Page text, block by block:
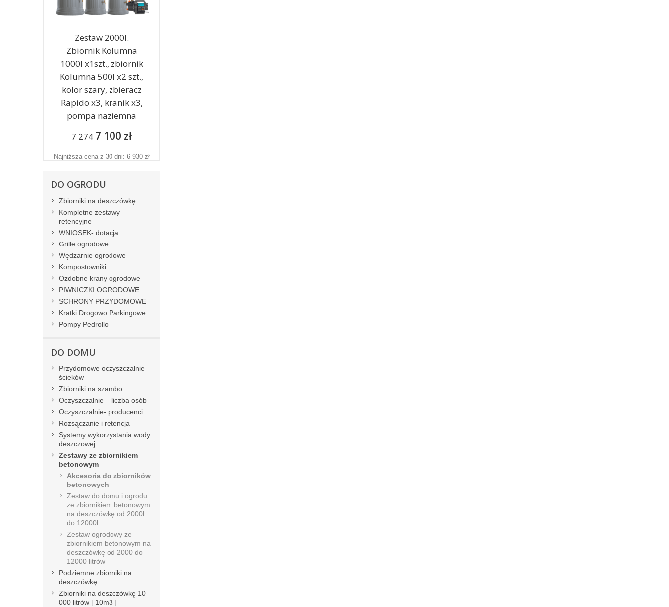
Zestaw 2000l.
Zbiornik Kolumna
1000l x1szt., zbiornik
Kolumna 500l x2 szt.,
kolor szary, zbieracz
Rapido x3, kranik x3,
pompa naziemna
7 274 7 100 zł
Najniższa cena z 30 dni: 6 930 zł
DO OGRODU
Zbiorniki na deszczówkę
Kompletne zestawy
retencyjne
WNIOSEK- dotacja
Grille ogrodowe
Wędzarnie ogrodowe
Kompostowniki
Ozdobne krany ogrodowe
PIWNICZKI OGRODOWE
SCHRONY PRZYDOMOWE
Kratki Drogowo Parkingowe
Pompy Pedrollo
DO DOMU
Przydomowe oczyszczalnie
ścieków
Zbiorniki na szambo
Oczyszczalnie – liczba osób
Oczyszczalnie- producenci
Rozsączanie i retencja
Systemy wykorzystania wody
deszczowej
Zestawy ze zbiornikiem
betonowym
Akcesoria do zbiorników
betonowych
Zestaw do domu i ogrodu
ze zbiornikiem betonowym
na deszczówkę od 2000l
do 12000l
Zestaw ogrodowy ze
zbiornikiem betonowym na
deszczówkę od 2000 do
12000 litrów
Podziemne zbiorniki na
deszczówkę
Zbiorniki na deszczówkę 10
000 litrów [ 10m3 ]